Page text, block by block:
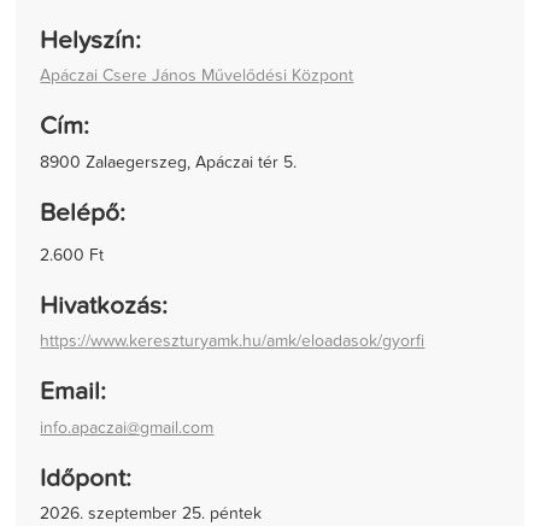
Helyszín:
Apáczai Csere János Művelődési Központ
Cím:
8900 Zalaegerszeg, Apáczai tér 5.
Belépő:
2.600 Ft
Hivatkozás:
https://www.kereszturyamk.hu/amk/eloadasok/gyorfi
Email:
info.apaczai@gmail.com
Időpont:
2026. szeptember 25. péntek